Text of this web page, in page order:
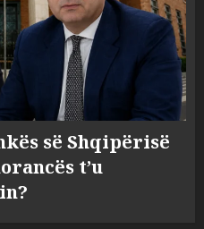
së Shqipërisë
t’u